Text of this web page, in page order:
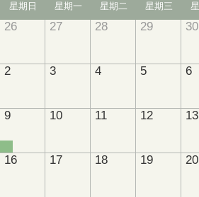
星期日 星期一 星期二 星期三
26 27 28 29 30
2 3 4 5 6
9 10 11 12 13
16 17 18 19 20